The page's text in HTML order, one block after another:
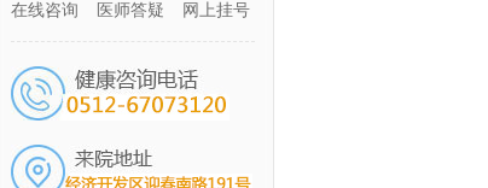
在线咨询 医师答疑 网上挂号